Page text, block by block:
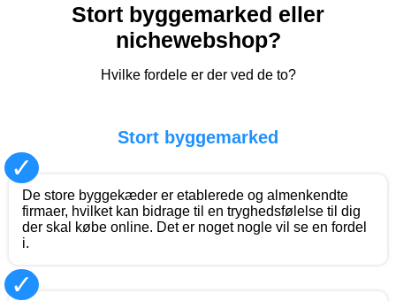
Stort byggemarked eller
nichewebshop?
Hvilke fordele er der ved de to?
Stort byggemarked
✓
De store byggekæder er etablerede og almenkendte
firmaer, hvilket kan bidrage til en tryghedsfølelse til dig
der skal købe online. Det er noget nogle vil se en fordel
i.
✓